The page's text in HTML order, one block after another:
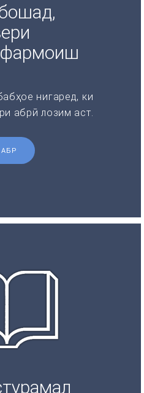
фармоиш
нигаред, ки
абрӣ лозим аст.